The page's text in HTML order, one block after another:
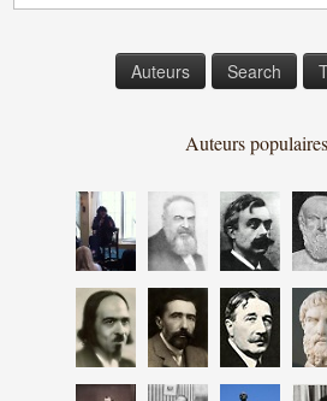
Auteurs Search
Auteurs populaires